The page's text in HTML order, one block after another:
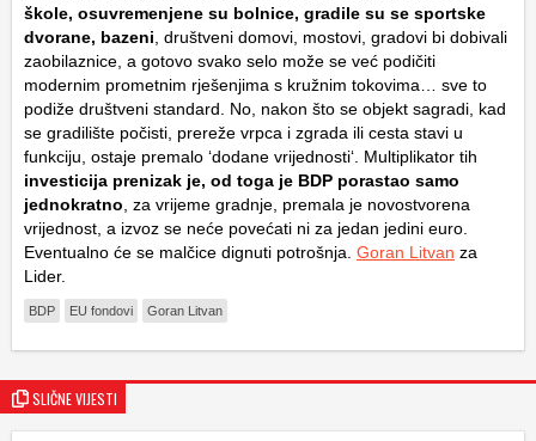
škole, osuvremenjene su bolnice, gradile su se sportske
dvorane, bazeni , društveni domovi, mostovi, gradovi bi dobivali
zaobilaznice, a gotovo svako selo može se već podičiti
modernim prometnim rješenjima s kružnim tokovima… sve to
podiže društveni standard. No, nakon što se objekt sagradi, kad
se gradilište počisti, prereže vrpca i zgrada ili cesta stavi u
funkciju, ostaje premalo ‘dodane vrijednosti‘. Multiplikator tih
investicija prenizak je, od toga je BDP porastao samo
jednokratno , za vrijeme gradnje, premala je novostvorena
vrijednost, a izvoz se neće povećati ni za jedan jedini euro.
Eventualno će se malčice dignuti potrošnja. Goran Litvan za
Lider.
BDP EU fondovi Goran Litvan
SLIČNE VIJESTI